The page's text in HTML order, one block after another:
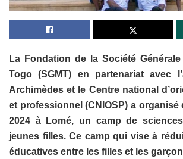
La Fondation de la Société
Togo (SGMT) en partenariat avec
Archimèdes et le Centre national
et professionnel (CNIOSP) a organisé
2024 à Lomé, un camp de
jeunes filles. Ce camp qui vise à
éducatives entre les filles et les